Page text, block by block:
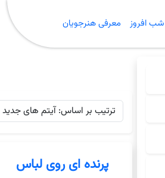
شب افروز معرفی هنرجویان
پرنده ای روی لباس